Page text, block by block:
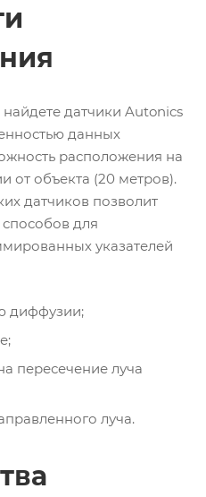
датчики Autonics
данных
расположения на
от объекта (20 метров).
датчиков позволит
способов для
указателей
диффузии;
пересечение луча
луча.